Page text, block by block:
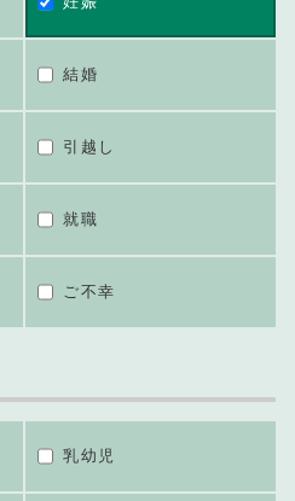
結婚
引越し
就職
ご不幸
乳幼児